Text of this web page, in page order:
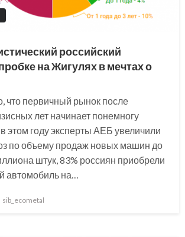
российский
на Жигулях в мечтах о
что первичный рынок после
лет начинает понемногу
этом году эксперты АЕБ увеличили
по объему продаж новых машин до
штук, 83% россиян приобрели
автомобиль на…
sib_ecometal